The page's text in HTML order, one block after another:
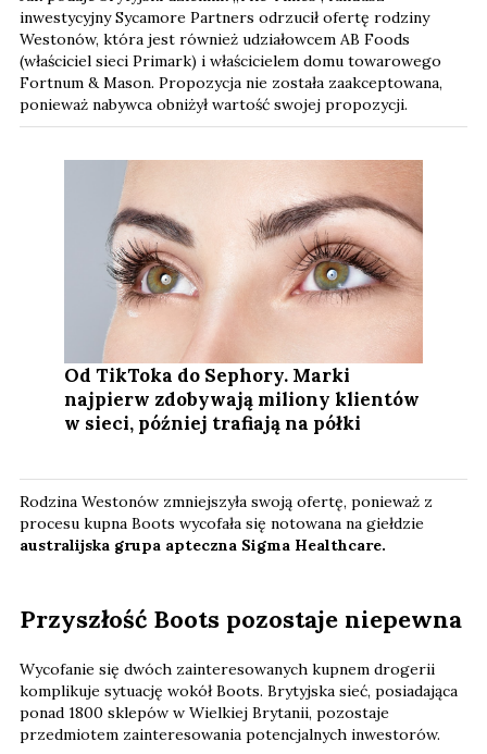
inwestycyjny Sycamore Partners odrzucił ofertę rodziny
Westonów, która jest również udziałowcem AB Foods
(właściciel sieci Primark) i właścicielem domu towarowego
Fortnum & Mason. Propozycja nie została zaakceptowana,
ponieważ nabywca obniżył wartość swojej propozycji.
Od TikToka do Sephory. Marki
najpierw zdobywają miliony klientów
w sieci, później trafiają na półki
Rodzina Westonów zmniejszyła swoją ofertę, ponieważ z
procesu kupna Boots wycofała się notowana na giełdzie
australijska grupa apteczna Sigma Healthcare.
Przyszłość Boots pozostaje niepewna
Wycofanie się dwóch zainteresowanych kupnem drogerii
komplikuje sytuację wokół Boots. Brytyjska sieć, posiadająca
ponad 1800 sklepów w Wielkiej Brytanii, pozostaje
przedmiotem zainteresowania potencjalnych inwestorów.